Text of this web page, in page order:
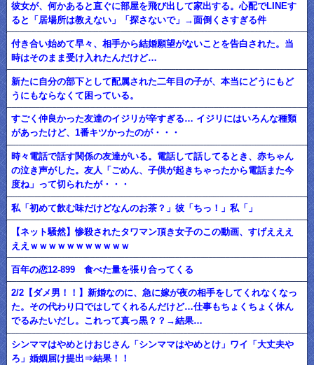
彼女が、何かあると直ぐに部屋を飛び出して家出する。心配でLINEす
ると「居場所は教えない」「探さないで」→面倒くさすぎる件
付き合い始めて早々、相手から結婚願望がないことを告白された。当
時はそのまま受け入れたんだけど…
新たに自分の部下として配属された二年目の子が、本当にどうにもど
うにもならなくて困っている。
すごく仲良かった友達のイジリが辛すぎる… イジリにはいろんな種類
があったけど、1番キツかったのが・・・
時々電話で話す関係の友達がいる。電話して話してるとき、赤ちゃん
の泣き声がした。友人「ごめん、子供が起きちゃったから電話また今
度ね」って切られたが・・・
私「初めて飲む味だけどなんのお茶？」彼「ちっ！」私「」
【ネット騒然】惨殺されたタワマン頂き女子のこの動画、すげえええ
ええｗｗｗｗｗｗｗｗｗｗｗ
百年の恋12-899 食べた量を張り合ってくる
2/2【ダメ男！！】新婚なのに、急に嫁が夜の相手をしてくれなくなっ
た。その代わり口ではしてくれるんだけど…仕事もちょくちょく休ん
でるみたいだし。これって真っ黒？？→結果…
シンママはやめとけおじさん「シンママはやめとけ」ワイ「大丈夫や
ろ」婚姻届け提出⇒結果！！